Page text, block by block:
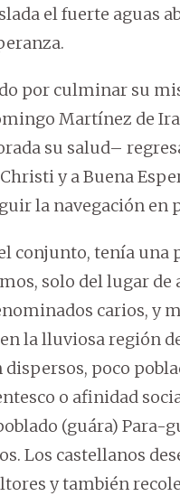
el fuerte aguas
por culminar su
Martínez de
su salud–
y a Buena
la navegación en
conjunto, tenía
solo del lugar
carios, y
la lluviosa región
poco
o afinidad
(guára)
Los castellanos
y también